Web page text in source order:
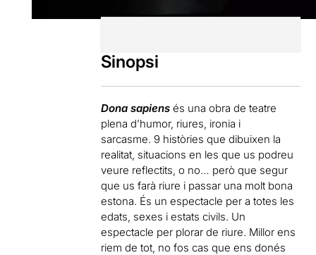
Sinopsi
Dona sapiens és una obra de teatre
plena d’humor, riures, ironia i
sarcasme. 9 històries que dibuixen la
realitat, situacions en les que us podreu
veure reflectits, o no… però que segur
que us farà riure i passar una molt bona
estona. És un espectacle per a totes les
edats, sexes i estats civils. Un
espectacle per plorar de riure. Millor ens
riem de tot, no fos cas que ens donés